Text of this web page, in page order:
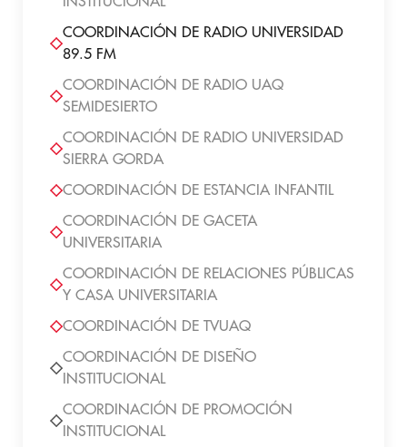
COORDINACIÓN DE RADIO UNIVERSIDAD
89.5 FM
COORDINACIÓN DE RADIO UAQ
SEMIDESIERTO
COORDINACIÓN DE RADIO UNIVERSIDAD
SIERRA GORDA
COORDINACIÓN DE ESTANCIA INFANTIL
COORDINACIÓN DE GACETA
UNIVERSITARIA
COORDINACIÓN DE RELACIONES PÚBLICAS
Y CASA UNIVERSITARIA
COORDINACIÓN DE TVUAQ
COORDINACIÓN DE DISEÑO
INSTITUCIONAL
COORDINACIÓN DE PROMOCIÓN
INSTITUCIONAL